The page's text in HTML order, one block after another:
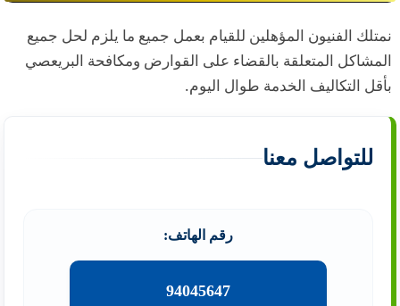
نمتلك الفنيون المؤهلين للقيام بعمل جميع ما يلزم لحل جميع
المشاكل المتعلقة بالقضاء على القوارض ومكافحة البريعصي
بأقل التكاليف الخدمة طوال اليوم.
للتواصل معنا
رقم الهاتف:
94045647